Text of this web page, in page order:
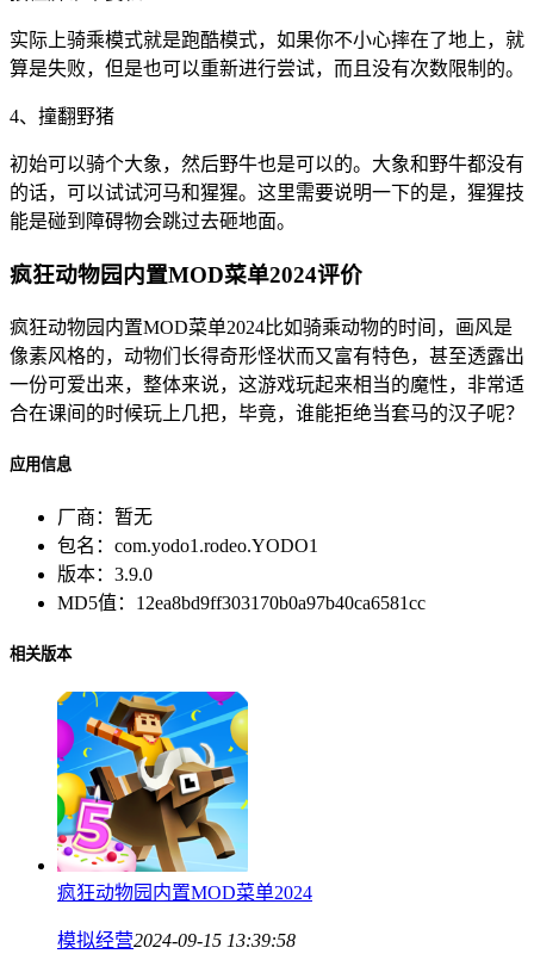
实际上骑乘模式就是跑酷模式，如果你不小心摔在了地上，就
算是失败，但是也可以重新进行尝试，而且没有次数限制的。
4、撞翻野猪
初始可以骑个大象，然后野牛也是可以的。大象和野牛都没有
的话，可以试试河马和猩猩。这里需要说明一下的是，猩猩技
能是碰到障碍物会跳过去砸地面。
疯狂动物园内置MOD菜单2024评价
疯狂动物园内置MOD菜单2024比如骑乘动物的时间，画风是
像素风格的，动物们长得奇形怪状而又富有特色，甚至透露出
一份可爱出来，整体来说，这游戏玩起来相当的魔性，非常适
合在课间的时候玩上几把，毕竟，谁能拒绝当套马的汉子呢？
应用信息
厂商： 暂无
包名： com.yodo1.rodeo.YODO1
版本： 3.9.0
MD5值： 12ea8bd9ff303170b0a97b40ca6581cc
相关版本
疯狂动物园内置MOD菜单2024
模拟经营2024-09-15 13:39:58